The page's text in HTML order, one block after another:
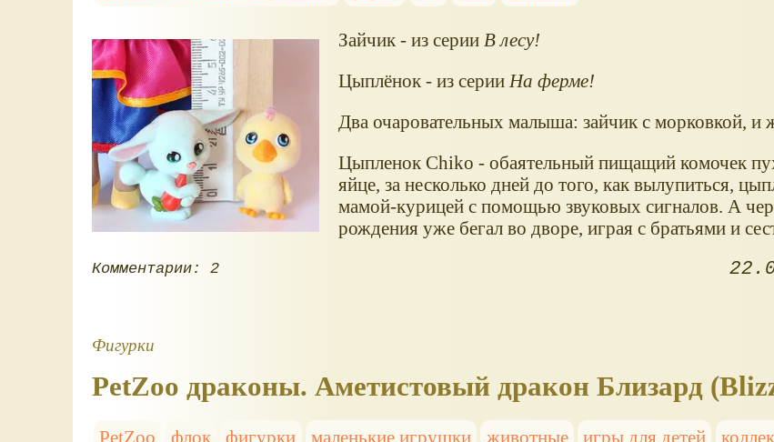
Зайчик - из серии В лесу!
Цыплёнок - из серии На ферме!
Два очаровательных малыша: зайчик с морковкой, и
Цыпленок Chiko - обаятельный пищащий комочек
яйце, за несколько дней до того, как вылупиться,
мамой-курицей с помощью звуковых сигналов. А
рождения уже бегал во дворе, играя с братьями и
Комментарии: 2
Фигурки
PetZoo драконы. Аметистовый дракон Близард
PetZoo флок фигурки маленькие игрушки животные игры для детей